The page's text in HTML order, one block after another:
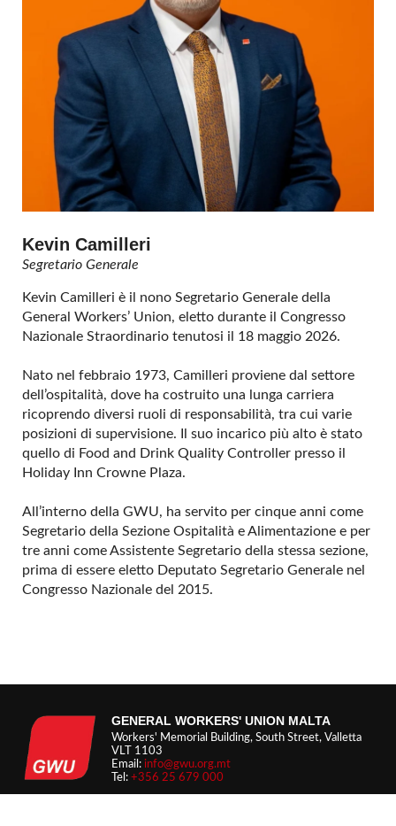
Kevin Camilleri
Segretario Generale
Kevin Camilleri è il nono Segretario Generale della
General Workers’ Union, eletto durante il Congresso
Nazionale Straordinario tenutosi il 18 maggio 2026.
Nato nel febbraio 1973, Camilleri proviene dal settore
dell’ospitalità, dove ha costruito una lunga carriera
ricoprendo diversi ruoli di responsabilità, tra cui varie
posizioni di supervisione. Il suo incarico più alto è stato
quello di Food and Drink Quality Controller presso il
Holiday Inn Crowne Plaza.
All’interno della GWU, ha servito per cinque anni come
Segretario della Sezione Ospitalità e Alimentazione e per
tre anni come Assistente Segretario della stessa sezione,
prima di essere eletto Deputato Segretario Generale nel
Congresso Nazionale del 2015.
GENERAL WORKERS' UNION MALTA
Workers' Memorial Building, South Street, Valletta
VLT 1103
Email: info@gwu.org.mt
Tel:+356 25 679 000